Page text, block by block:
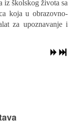
iz školskog života sa
koja u obrazovno-
za upoznavanje i